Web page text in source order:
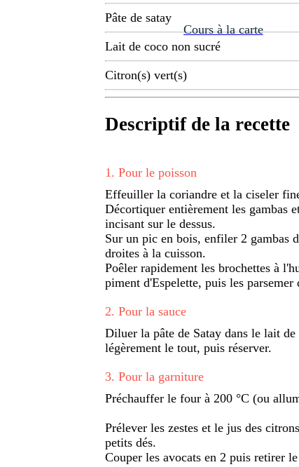
Cours à la carte
Pâte de satay
Lait de coco non sucré
Citron(s) vert(s)
Descriptif de la recette
1 . Pour le poisson
Effeuiller la coriandre et la ciseler
Décortiquer entièrement les gambas
incisant sur le dessus.
Sur un pic en bois, enfiler 2 gambas
droites à la cuisson.
Poêler rapidement les brochettes à
piment d'Espelette, puis les
2. Pour la sauce
Diluer la pâte de Satay dans le lait
légèrement le tout, puis réserver.
3. Pour la garniture
Préchauffer le four à 200 °C (ou
Prélever les zestes et le jus des
petits dés.
Couper les avocats en 2 puis retirer